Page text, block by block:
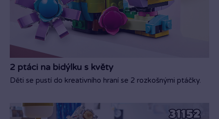
2 ptáci na bidýlku s květy
Děti se pustí do kreativního hraní se 2 rozkošnými ptáčky.